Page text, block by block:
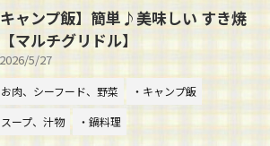
キャンプ飯】簡単♪美味しい すき焼
マルチグリドル】
2026/5/27
お肉、シーフード、野菜
・キャンプ飯
スープ、汁物
・鍋料理